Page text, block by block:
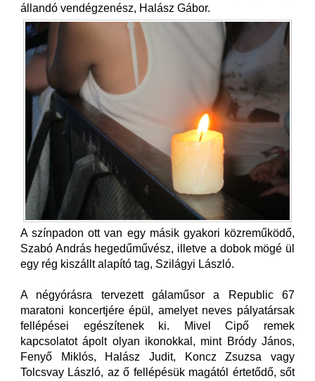
állandó vendégzenész, Halász Gábor.
A színpadon ott van egy másik gyakori közreműködő,
Szabó András hegedűművész, illetve a dobok mögé ül
egy rég kiszállt alapító tag, Szilágyi László.
A négyórásra tervezett gálaműsor a Republic 67
maratoni koncertjére épül, amelyet neves pályatársak
fellépései egészítenek ki. Mivel Cipő remek
kapcsolatot ápolt olyan ikonokkal, mint Bródy János,
Fenyő Miklós, Halász Judit, Koncz Zsuzsa vagy
Tolcsvay László, az ő fellépésük magától értetődő, sőt